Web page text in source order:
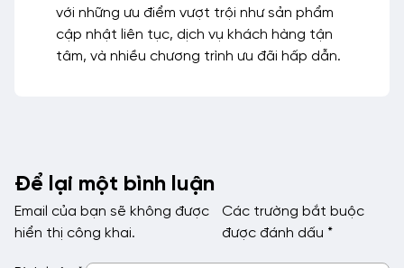
với những ưu điểm vượt trội như sản phẩm
cập nhật liên tục, dịch vụ khách hàng tận
tâm, và nhiều chương trình ưu đãi hấp dẫn.
Để lại một bình luận
Email của bạn sẽ không được
hiển thị công khai.
Các trường bắt buộc
được đánh dấu *